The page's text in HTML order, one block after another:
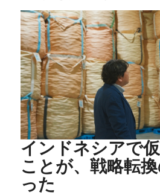
インドネシアで
ことが、戦略転
った